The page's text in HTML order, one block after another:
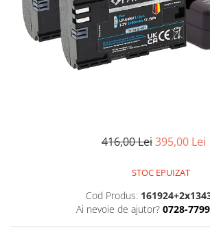
Incarcatoare
Aparate foto
Aspiratoare
416,00 Lei395,00 Lei
STOC EPUIZAT
Cod Produs:
Ai nevoie de ajutor? 0728-